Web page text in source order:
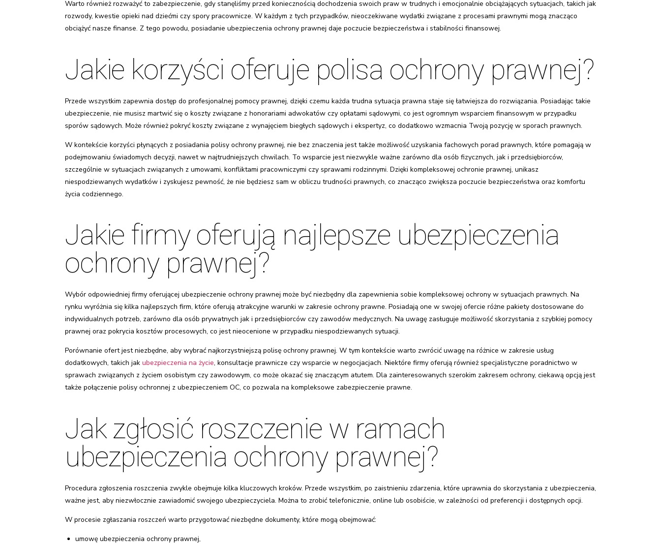
Warto również rozważyć to zabezpieczenie, gdy stanęliśmy przed koniecznością dochodzenia swoich praw w trudnych i emocjonalnie obciążających sytuacjach, takich jak
rozwody, kwestie opieki nad dziećmi czy spory pracownicze. W każdym z tych przypadków, nieoczekiwane wydatki związane z procesami prawnymi mogą znacząco
obciążyć nasze finanse. Z tego powodu, posiadanie ubezpieczenia ochrony prawnej daje poczucie bezpieczeństwa i stabilności finansowej.
Jakie korzyści oferuje polisa ochrony prawnej?
Przede wszystkim zapewnia dostęp do profesjonalnej pomocy prawnej, dzięki czemu każda trudna sytuacja prawna staje się łatwiejsza do rozwiązania. Posiadając takie
ubezpieczenie, nie musisz martwić się o koszty związane z honorariami adwokatów czy opłatami sądowymi, co jest ogromnym wsparciem finansowym w przypadku
sporów sądowych. Może również pokryć koszty związane z wynajęciem biegłych sądowych i ekspertyz, co dodatkowo wzmacnia Twoją pozycję w sporach prawnych.
W kontekście korzyści płynących z posiadania polisy ochrony prawnej, nie bez znaczenia jest także możliwość uzyskania fachowych porad prawnych, które pomagają w
podejmowaniu świadomych decyzji, nawet w najtrudniejszych chwilach. To wsparcie jest niezwykle ważne zarówno dla osób fizycznych, jak i przedsiębiorców,
szczególnie w sytuacjach związanych z umowami, konfliktami pracowniczymi czy sprawami rodzinnymi. Dzięki kompleksowej ochronie prawnej, unikasz
niespodziewanych wydatków i zyskujesz pewność, że nie będziesz sam w obliczu trudności prawnych, co znacząco zwiększa poczucie bezpieczeństwa oraz komfortu
życia codziennego.
Jakie firmy oferują najlepsze ubezpieczenia
ochrony prawnej?
Wybór odpowiedniej firmy oferującej ubezpieczenie ochrony prawnej może być niezbędny dla zapewnienia sobie kompleksowej ochrony w sytuacjach prawnych. Na
rynku wyróżnia się kilka najlepszych firm, które oferują atrakcyjne warunki w zakresie ochrony prawne. Posiadają one w swojej ofercie różne pakiety dostosowane do
indywidualnych potrzeb, zarówno dla osób prywatnych jak i przedsiębiorców czy zawodów medycznych. Na uwagę zasługuje możliwość skorzystania z szybkiej pomocy
prawnej oraz pokrycia kosztów procesowych, co jest nieocenione w przypadku niespodziewanych sytuacji.
Porównanie ofert jest niezbędne, aby wybrać najkorzystniejszą polisę ochrony prawnej. W tym kontekście warto zwrócić uwagę na różnice w zakresie usług
dodatkowych, takich jak ubezpieczenia na życie, konsultacje prawnicze czy wsparcie w negocjacjach. Niektóre firmy oferują również specjalistyczne poradnictwo w
sprawach związanych z życiem osobistym czy zawodowym, co może okazać się znaczącym atutem. Dla zainteresowanych szerokim zakresem ochrony, ciekawą opcją jest
także połączenie polisy ochronnej z ubezpieczeniem OC, co pozwala na kompleksowe zabezpieczenie prawne.
Jak zgłosić roszczenie w ramach
ubezpieczenia ochrony prawnej?
Procedura zgłoszenia roszczenia zwykle obejmuje kilka kluczowych kroków. Przede wszystkim, po zaistnieniu zdarzenia, które uprawnia do skorzystania z ubezpieczenia,
ważne jest, aby niezwłocznie zawiadomić swojego ubezpieczyciela. Można to zrobić telefonicznie, online lub osobiście, w zależności od preferencji i dostępnych opcji.
W procesie zgłaszania roszczeń warto przygotować niezbędne dokumenty, które mogą obejmować:
umowę ubezpieczenia ochrony prawnej,